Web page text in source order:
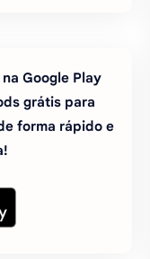
Google Play
grátis para
forma rápido e